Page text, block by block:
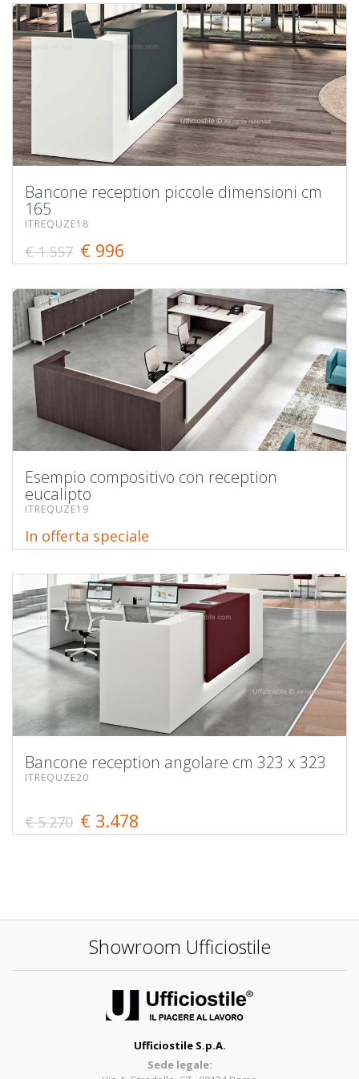
Bancone reception piccole dimensioni cm
165
ITREQUZE18
€ 1.557 € 996
Esempio compositivo con reception
eucalipto
ITREQUZE19
In offerta speciale
Bancone reception angolare cm 323 x 323
ITREQUZE20
€ 5.270 € 3.478
Showroom Ufficiostile
Ufficiostile S.p.A.
Sede legale: